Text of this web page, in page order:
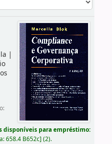
|
disponíveis para empréstimo:
658.4 B652c] (2).